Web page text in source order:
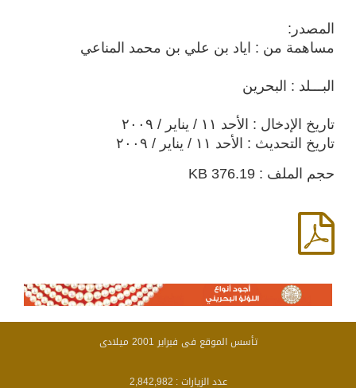
المصدر:
مساهمة من : اياد بن علي بن محمد المناعي
البـــلد : البحرين
تاريخ الإدخال : الأحد ١١ / يناير / ٢٠٠٩
تاريخ التحديث : الأحد ١١ / يناير / ٢٠٠٩
حجم الملف : 376.19 KB
تأسس الموقع فى فبراير 2001 ميلادى
عدد الزيارات : 2,842,982